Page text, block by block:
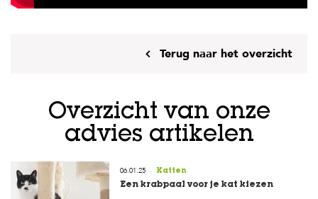
Terug naar het overzicht
Overzicht van onze
advies artikelen
06.01.25 Katten
Een krabpaal voor je kat kiezen